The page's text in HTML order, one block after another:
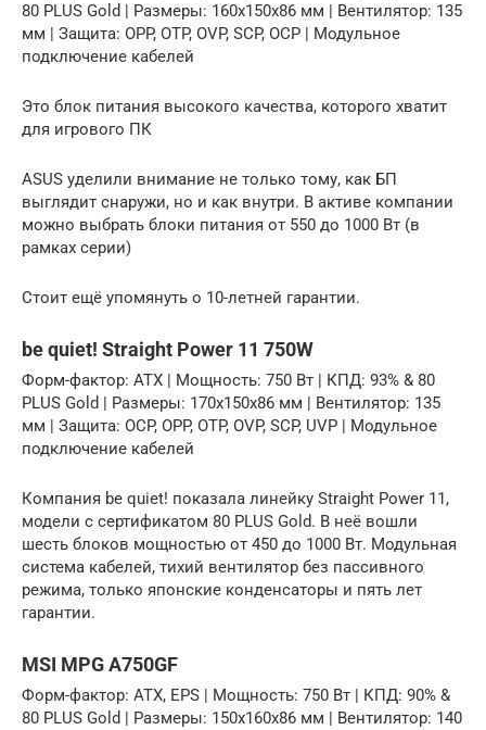
80 PLUS Gold | Размеры: 160x150x86 мм | Вентилятор: 135
мм | Защита: OPP, OTP, OVP, SCP, OCP | Модульное
подключение кабелей
Это блок питания высокого качества, которого хватит
для игрового ПК
ASUS уделили внимание не только тому, как БП
выглядит снаружи, но и как внутри. В активе компании
можно выбрать блоки питания от 550 до 1000 Вт (в
рамках серии)
Стоит ещё упомянуть о 10-летней гарантии.
be quiet! Straight Power 11 750W
Форм-фактор: ATX | Мощность: 750 Вт | КПД: 93% & 80
PLUS Gold | Размеры: 170х150х86 мм | Вентилятор: 135
мм | Защита: OCP, OPP, OTP, OVP, SCP, UVP | Модульное
подключение кабелей
Компания be quiet! показала линейку Straight Power 11,
модели с сертификатом 80 PLUS Gold. В неё вошли
шесть блоков мощностью от 450 до 1000 Вт. Модульная
система кабелей, тихий вентилятор без пассивного
режима, только японские конденсаторы и пять лет
гарантии.
MSI MPG A750GF
Форм-фактор: ATX, EPS | Мощность: 750 Вт | КПД: 90% &
80 PLUS Gold | Размеры: 150х160х86 мм | Вентилятор: 140